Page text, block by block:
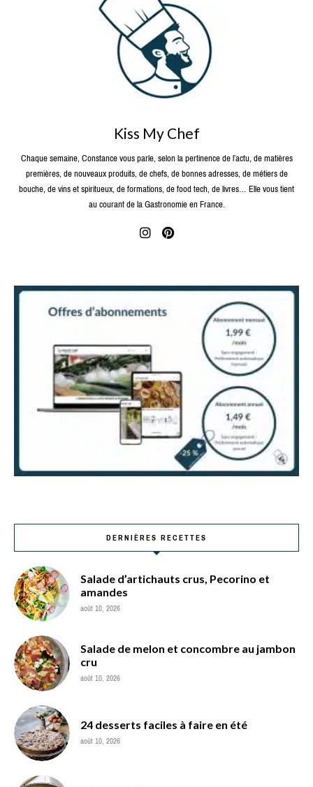
Kiss My Chef
Chaque semaine, Constance vous parle, selon la pertinence de l’actu, de matières
premières, de nouveaux produits, de chefs, de bonnes adresses, de métiers de
bouche, de vins et spiritueux, de formations, de food tech, de livres… Elle vous tient
au courant de la Gastronomie en France.
DERNIÈRES RECETTES
Salade d’artichauts crus, Pecorino et
amandes
août 10, 2026
Salade de melon et concombre au jambon
cru
août 10, 2026
24 desserts faciles à faire en été
août 10, 2026